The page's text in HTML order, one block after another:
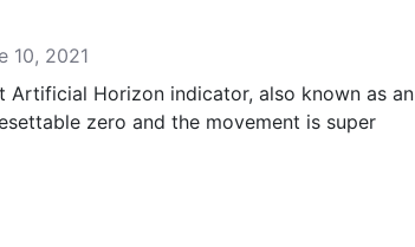
10, 2021
Horizon indicator, also known as an
zero and the movement is super